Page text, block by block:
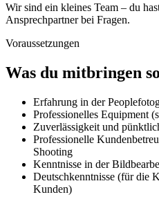
Wir sind ein kleines Team – du
Ansprechpartner bei Fragen.
Voraussetzungen
Was du mitbringen
Erfahrung in der
Professionelles Equipment
Zuverlässigkeit und
Professionelle
Shooting
Kenntnisse in der
Deutschkenntnisse (für die
Kunden)